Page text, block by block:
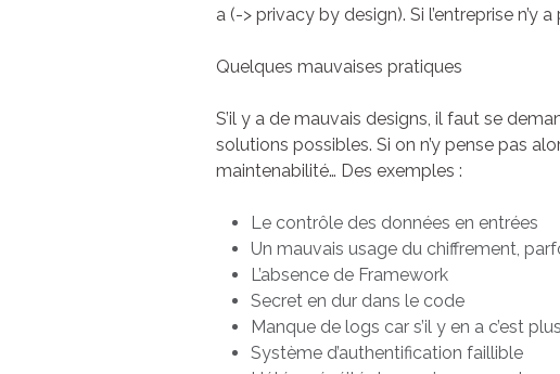
a (-> privacy by design). Si l’entreprise
Quelques mauvaises pratiques
S’il y a de mauvais designs, il faut se
solutions possibles. Si on n’y pense pas
maintenabilité… Des exemples :
Le contrôle des données en entrées
Un mauvais usage du chiffrement,
L’absence de Framework
Secret en dur dans le code
Manque de logs car s’il y en a c’est
Système d’authentification faillible